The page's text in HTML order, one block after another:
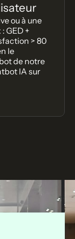
ou à une
GED +
> 80
le
de notre
IA sur